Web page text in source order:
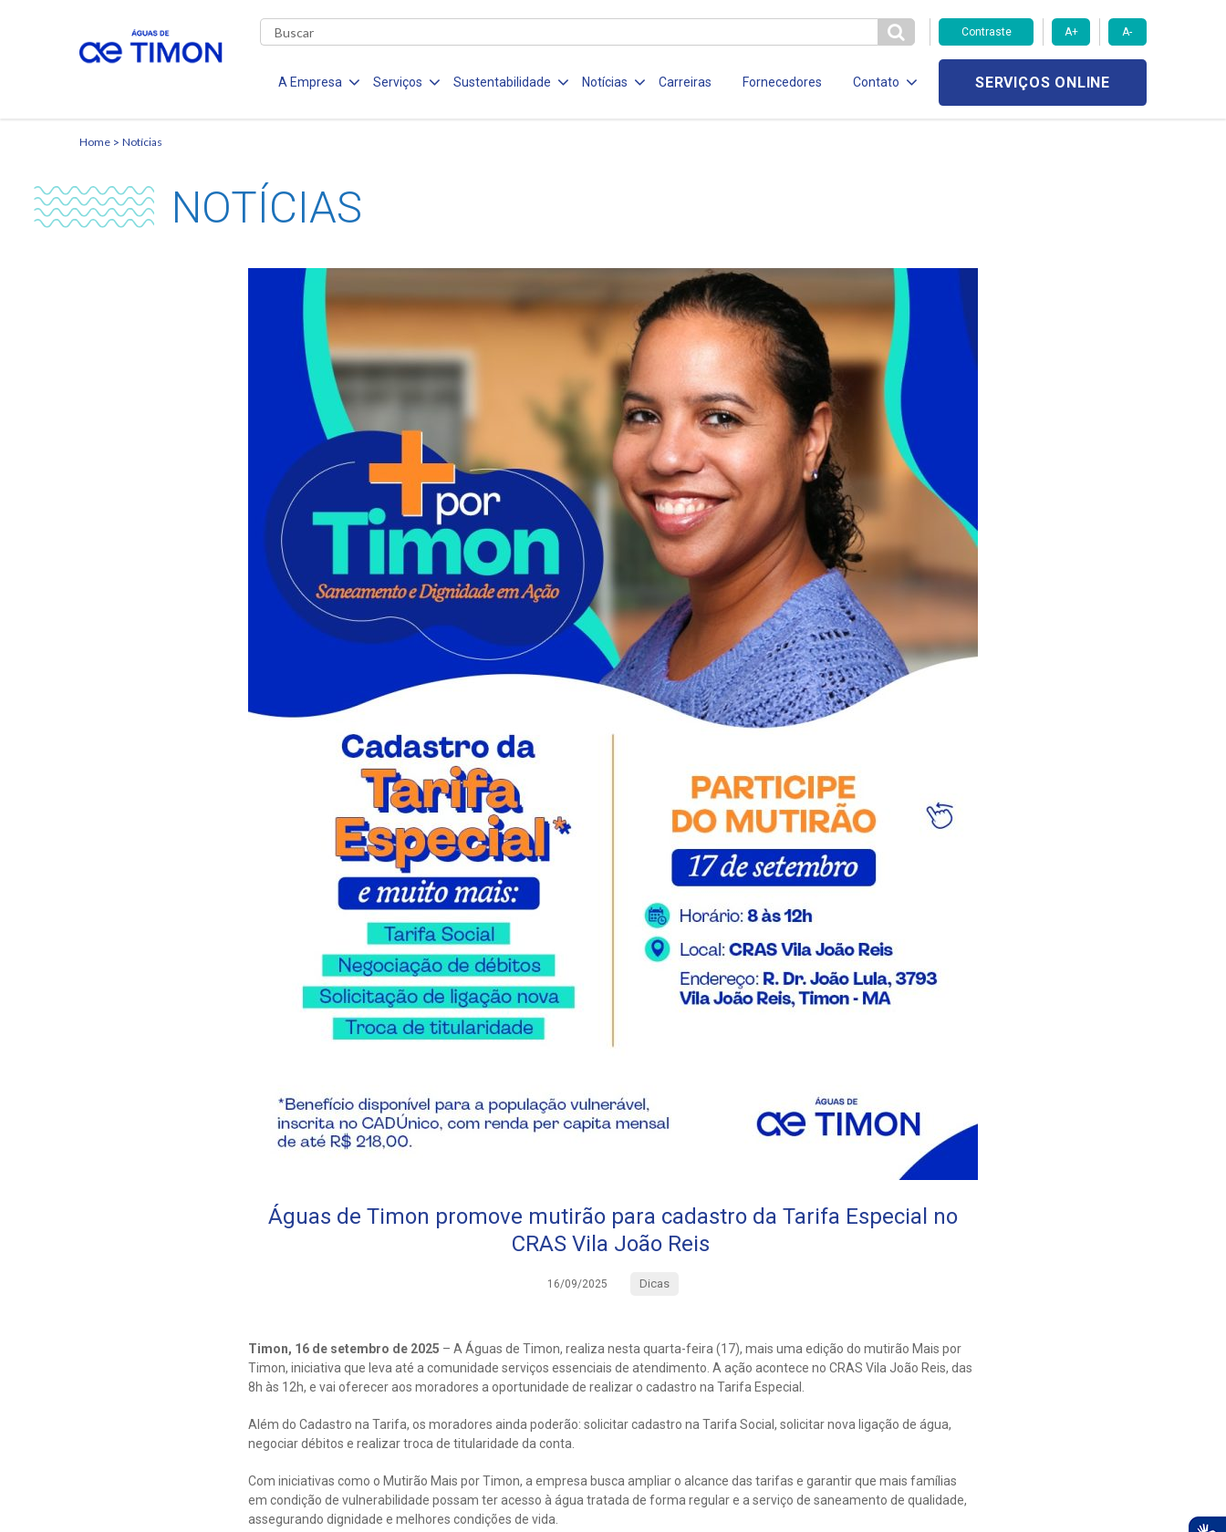
Contraste A+ A-
A Empresa Serviços Sustentabilidade Notícias Carreiras Fornecedores Contato SERVIÇOS ONLINE
Home Notícias
NOTÍCIAS
Águas de Timon promove mutirão para cadastro da Tarifa Especial no
CRAS Vila João Reis
16/09/2025 Dicas
Timon, 16 de setembro de 2025 – A Águas de Timon, realiza nesta quarta-feira (17), mais uma edição do mutirão Mais por
Timon, iniciativa que leva até a comunidade serviços essenciais de atendimento. A ação acontece no CRAS Vila João Reis, das
8h às 12h, e vai oferecer aos moradores a oportunidade de realizar o cadastro na Tarifa Especial.
Além do Cadastro na Tarifa, os moradores ainda poderão: solicitar cadastro na Tarifa Social, solicitar nova ligação de água,
negociar débitos e realizar troca de titularidade da conta.
Com iniciativas como o Mutirão Mais por Timon, a empresa busca ampliar o alcance das tarifas e garantir que mais famílias
em condição de vulnerabilidade possam ter acesso à água tratada de forma regular e a serviço de saneamento de qualidade,
assegurando dignidade e melhores condições de vida.